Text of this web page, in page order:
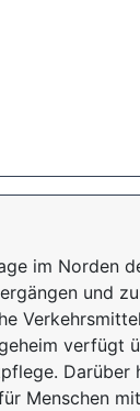
im Norden
und
verfügt
Darüber
Menschen